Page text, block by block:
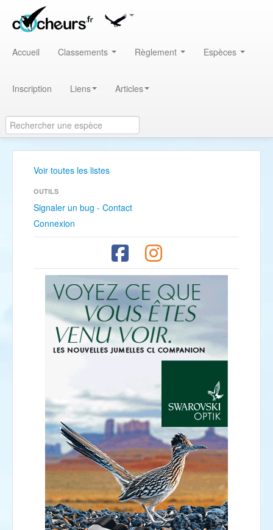
Accueil Classements Règlement Espèces
Inscription Liens Articles
Voir toutes les listes
OUTILS
Signaler un bug - Contact
Connexion